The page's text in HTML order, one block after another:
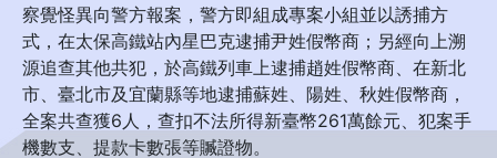
察覺怪異向警方報案，警方即組成專案小組並以誘捕方
式，在太保高鐵站內星巴克逮捕尹姓假幣商；另經向上溯
源追查其他共犯，於高鐵列車上逮捕趙姓假幣商、在新北
市、臺北市及宜蘭縣等地逮捕蘇姓、陽姓、秋姓假幣商，
全案共查獲6人，查扣不法所得新臺幣261萬餘元、犯案手
機數支、提款卡數張等贓證物。